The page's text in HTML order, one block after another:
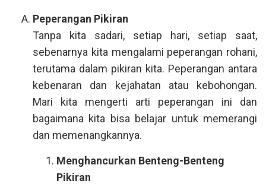
Peperangan Pikiran
Tanpa kita sadari, setiap hari, setiap saat,
sebenarnya kita mengalami peperangan rohani,
terutama dalam pikiran kita. Peperangan antara
kebenaran dan kejahatan atau kebohongan.
Mari kita mengerti arti peperangan ini dan
bagaimana kita bisa belajar untuk memerangi
dan memenangkannya.
Menghancurkan Benteng-Benteng
Pikiran